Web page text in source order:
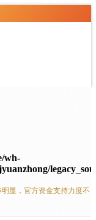
wh-
显，官方资金支持力度不